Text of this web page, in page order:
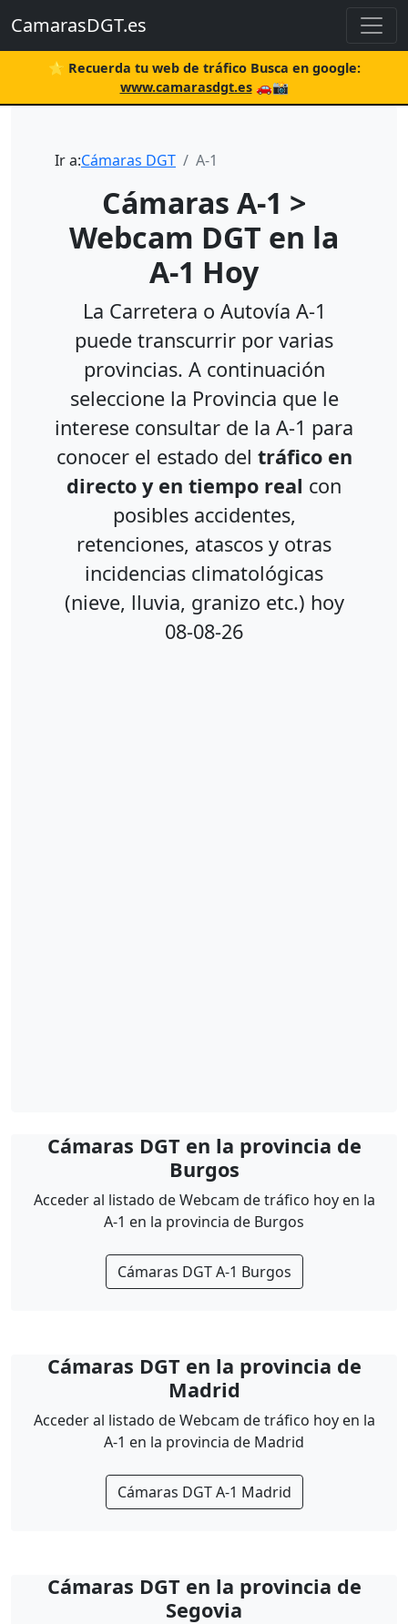
CamarasDGT.es
⭐ Recuerda tu web de tráfico Busca en google:
www.camarasdgt.es🚗📸
Ir a:Cámaras DGT A-1
Cámaras A-1 >
Webcam DGT en la
A-1 Hoy
La Carretera o Autovía A-1
puede transcurrir por varias
provincias. A continuación
seleccione la Provincia que le
interese consultar de la A-1 para
conocer el estado del tráfico en
directo y en tiempo real con
posibles accidentes,
retenciones, atascos y otras
incidencias climatológicas
(nieve, lluvia, granizo etc.) hoy
08-08-26
Cámaras DGT en la provincia de
Burgos
Acceder al listado de Webcam de tráfico hoy en la
A-1 en la provincia de Burgos
Cámaras DGT A-1 Burgos
Cámaras DGT en la provincia de
Madrid
Acceder al listado de Webcam de tráfico hoy en la
A-1 en la provincia de Madrid
Cámaras DGT A-1 Madrid
Cámaras DGT en la provincia de
Segovia